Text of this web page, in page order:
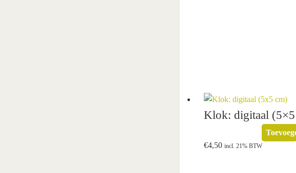
Klok: digitaal
€4,50 incl. 21% BTW